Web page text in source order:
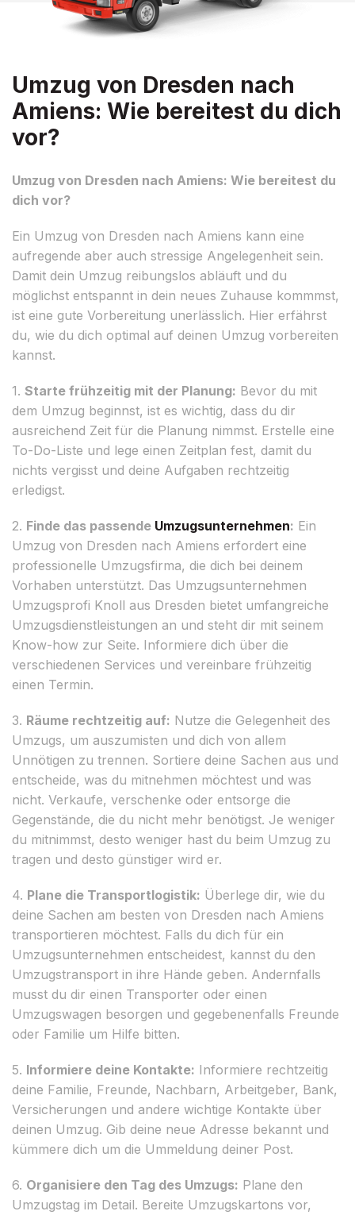
Umzug von Dresden nach
Amiens: Wie bereitest du dich
vor?
Umzug von Dresden nach Amiens: Wie bereitest du
dich vor?
Ein Umzug von Dresden nach Amiens kann eine
aufregende aber auch stressige Angelegenheit sein.
Damit dein Umzug reibungslos abläuft und du
möglichst entspannt in dein neues Zuhause kommmst,
ist eine gute Vorbereitung unerlässlich. Hier erfährst
du, wie du dich optimal auf deinen Umzug vorbereiten
kannst.
1. Starte frühzeitig mit der Planung: Bevor du mit
dem Umzug beginnst, ist es wichtig, dass du dir
ausreichend Zeit für die Planung nimmst. Erstelle eine
To-Do-Liste und lege einen Zeitplan fest, damit du
nichts vergisst und deine Aufgaben rechtzeitig
erledigst.
2. Finde das passende Umzugsunternehmen: Ein
Umzug von Dresden nach Amiens erfordert eine
professionelle Umzugsfirma, die dich bei deinem
Vorhaben unterstützt. Das Umzugsunternehmen
Umzugsprofi Knoll aus Dresden bietet umfangreiche
Umzugsdienstleistungen an und steht dir mit seinem
Know-how zur Seite. Informiere dich über die
verschiedenen Services und vereinbare frühzeitig
einen Termin.
3. Räume rechtzeitig auf: Nutze die Gelegenheit des
Umzugs, um auszumisten und dich von allem
Unnötigen zu trennen. Sortiere deine Sachen aus und
entscheide, was du mitnehmen möchtest und was
nicht. Verkaufe, verschenke oder entsorge die
Gegenstände, die du nicht mehr benötigst. Je weniger
du mitnimmst, desto weniger hast du beim Umzug zu
tragen und desto günstiger wird er.
4. Plane die Transportlogistik: Überlege dir, wie du
deine Sachen am besten von Dresden nach Amiens
transportieren möchtest. Falls du dich für ein
Umzugsunternehmen entscheidest, kannst du den
Umzugstransport in ihre Hände geben. Andernfalls
musst du dir einen Transporter oder einen
Umzugswagen besorgen und gegebenenfalls Freunde
oder Familie um Hilfe bitten.
5. Informiere deine Kontakte: Informiere rechtzeitig
deine Familie, Freunde, Nachbarn, Arbeitgeber, Bank,
Versicherungen und andere wichtige Kontakte über
deinen Umzug. Gib deine neue Adresse bekannt und
kümmere dich um die Ummeldung deiner Post.
6. Organisiere den Tag des Umzugs: Plane den
Umzugstag im Detail. Bereite Umzugskartons vor,